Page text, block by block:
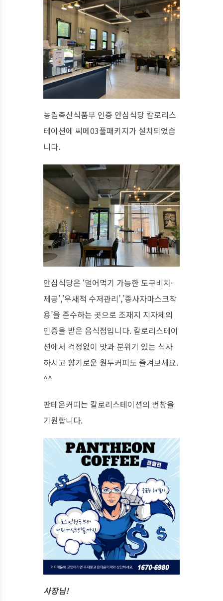
농림축산식품부 인증 안심식당 칼로리스
테이션에 씨메03풀패키지가 설치되었습
니다.
안심식당은 ‘덜어먹기 가능한 도구비치·
제공’,’우새적 수저관리’,’종사자마스크착
용’을 준수하는 곳으로 조재지 지자체의
인증을 받은 음식점입니다. 칼로리스테이
션에서 걱정없이 맛과 분위기 있는 식사
하시고 향기로운 원두커피도 즐겨보세요.
^^
판테온커피는 칼로리스테이션의 번창을
기원합니다.
사장님!